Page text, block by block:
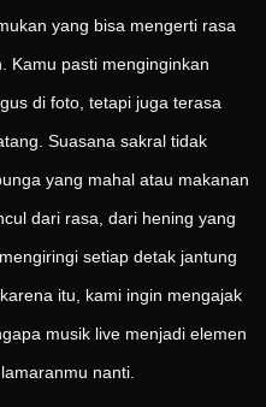
yang bisa mengerti rasa
Kamu pasti menginginkan
di foto, tetapi juga terasa
Suasana sakral tidak
yang mahal atau makanan
dari rasa, dari hening yang
setiap detak jantung
itu, kami ingin mengajak
musik live menjadi elemen
nanti.